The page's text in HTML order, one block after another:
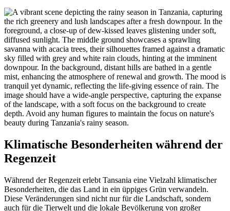
Klimatische Besonderheiten während der
Regenzeit
Während der Regenzeit erlebt Tansania eine Vielzahl klimatischer
Besonderheiten, die das Land in ein üppiges Grün verwandeln.
Diese Veränderungen sind nicht nur für die Landschaft, sondern
auch für die Tierwelt und die lokale Bevölkerung von großer